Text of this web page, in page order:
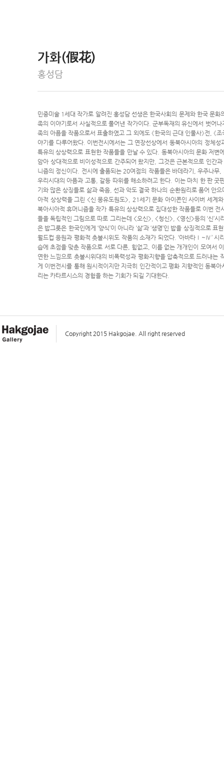
가화(假花)
홍성담
민중미술 1세대 작가로 알려진 홍성담 선생은 한국사회의 문제와 한국 문
족의 이야기로서 사실적으로 풀어낸 작가이다. 군부독재의 유신에서 벗어
족의 아픔을 작품으로서 표출하였고 그 외에도 《한국의 근대 인물사》전, 《
야기를 다루어왔다. 이번전시에서는 그 연장선상에서 동북아시아의 정체
특유의 상상력으로 표현한 작품들을 만날 수 있다. 동북아시아의 문화 저
암아 상대적으로 비이성적으로 간주되어 왔지만, 그것은 근본적으로 인간
니즘의 정신이다. 전시에 출품되는 20여점의 작품들은 바데라기, 우주나
우리시대의 아픔과 고통, 갈등 따위를 해소하려고 한다. 이는 마치 한 판
기와 많은 상징들로 삶과 죽음, 선과 악도 결국 하나의 순환원리로 품어 안
아적 상상력을 그린 <신 몽유도원도>, 21세기 문화 아이콘인 사이버 세계
북아시아적 휴머니즘을 작가 특유의 상상력으로 집대성한 작품들로 이번
들을 독립적인 그림으로 따로 그리는데 <오신>, <청신>, <영신>등의 ‘신’
은 밥그릇은 한국인에게 ‘양식’이 아니라 ‘삶’과 ‘생명’인 밥을 상징적으로
월드컵 응원과 평화적 촛불시위도 작품의 소재가 되었다. ‘아바타Ⅰ~Ⅳ’ 시
습에 초점을 맞춘 작품으로 서로 다른, 힘없고, 이름 없는 개개인이 모여서
연한 느낌으로 촛불시위대의 비폭력성과 평화지향을 압축적으로 드러내
게 이번전시를 통해 원시적이지만 지극히 인간적이고 평화 지향적인 동북
리는 카타르시스의 경험을 하는 기회가 되길 기대한다.
Copyright 2015 Hakgojae. All right reserved